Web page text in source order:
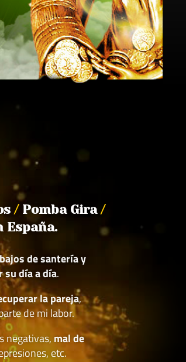
/Pomba Gira /
España.
de santería y
su día a día.
la pareja,
de mi labor.
negativas, mal de
etc.